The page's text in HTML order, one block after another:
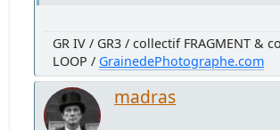
GR IV / GR3 / collectif FRAGMENT &
LOOP / GrainedePhotographe.com
madras